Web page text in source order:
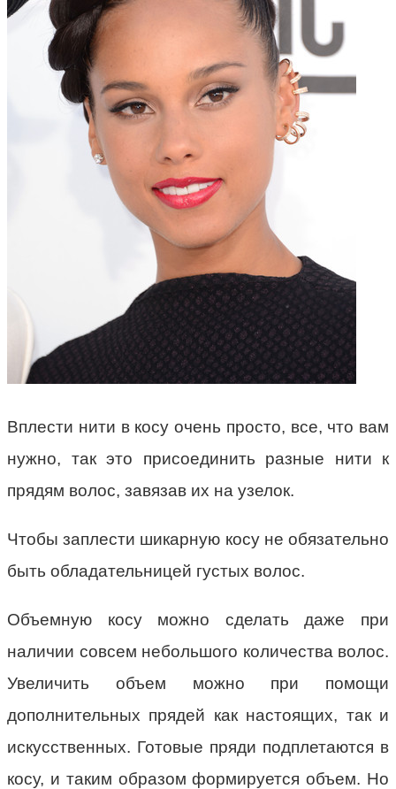
Вплести нити в косу очень просто, все, что вам
нужно, так это присоединить разные нити к
прядям волос, завязав их на узелок.
Чтобы заплести шикарную косу не обязательно
быть обладательницей густых волос.
Объемную косу можно сделать даже при
наличии совсем небольшого количества волос.
Увеличить объем можно при помощи
дополнительных прядей как настоящих, так и
искусственных. Готовые пряди подплетаются в
косу, и таким образом формируется объем. Но